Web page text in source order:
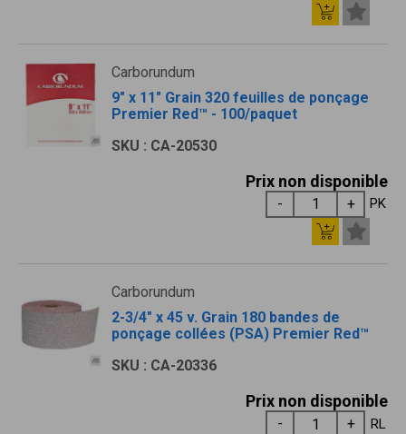
Carborundum
9" x 11" Grain 320 feuilles de ponçage
Premier Red™ - 100/paquet
SKU : CA-20530
Prix non disponible
PK
Carborundum
2-3/4" x 45 v. Grain 180 bandes de
ponçage collées (PSA) Premier Red™
SKU : CA-20336
Prix non disponible
RL